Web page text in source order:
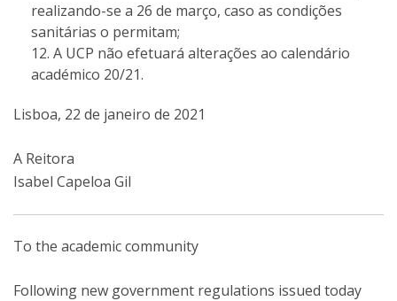
realizando-se a 26 de março, caso as condições
sanitárias o permitam;
A UCP não efetuará alterações ao calendário
académico 20/21.
Lisboa, 22 de janeiro de 2021
A Reitora
Isabel Capeloa Gil
To the academic community
Following new government regulations issued today